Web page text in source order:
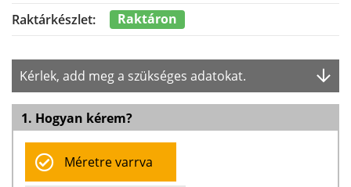
Raktárkészlet: Raktáron
Kérlek, add meg a szükséges adatokat.
1. Hogyan kérem?
Méretre varrva